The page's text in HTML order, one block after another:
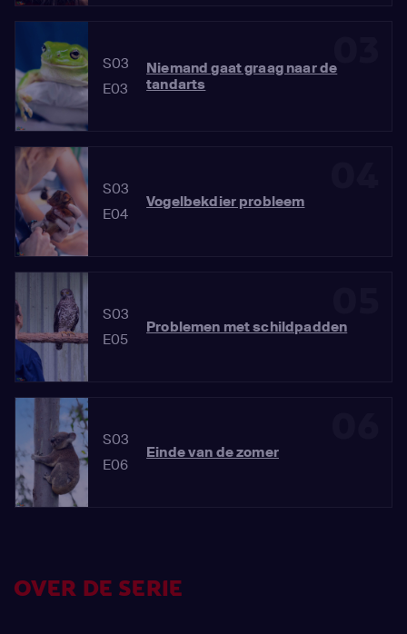
S03
E03
Niemand gaat graag naar de
tandarts
S03
E04
Vogelbekdier probleem
S03
E05
Problemen met schildpadden
S03
E06
Einde van de zomer
OVER DE SERIE